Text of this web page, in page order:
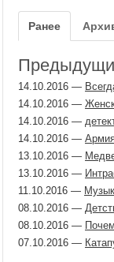
Ранее
14.10.2016 —
14.10.2016 —
14.10.2016 —
14.10.2016 —
13.10.2016 —
13.10.2016 —
11.10.2016 —
08.10.2016 —
08.10.2016 —
07.10.2016 —